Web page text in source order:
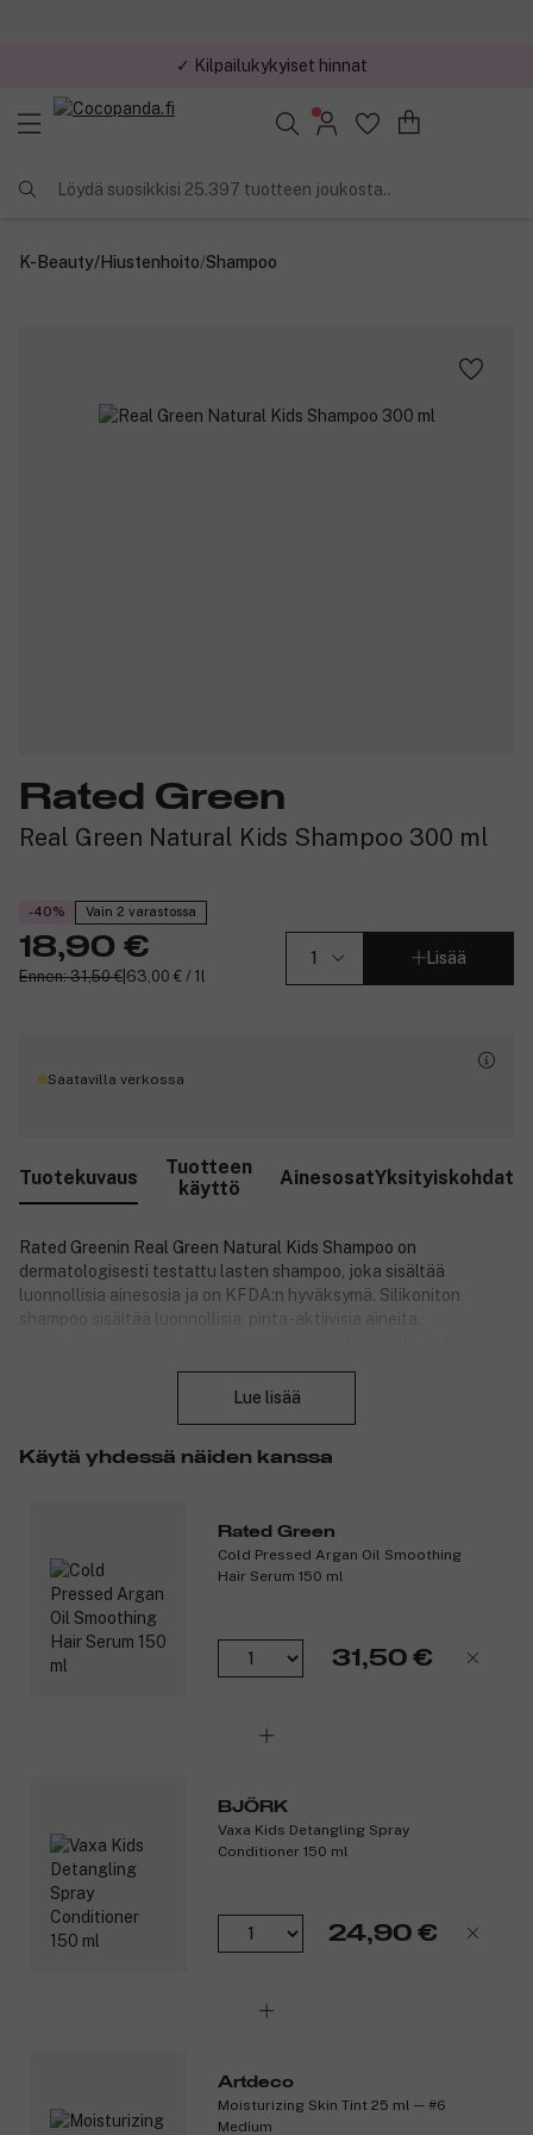
✓ Kilpailukykyiset hinnat
Löydä suosikkisi 25.397 tuotteen joukosta..
K-Beauty/Hiustenhoito/Shampoo
Rated Green
Real Green Natural Kids Shampoo 300 ml
-40% Vain 2 varastossa
18,90 €
Ennen: 31,50 € 63,00 € / 1l
Lisää
Saatavilla verkossa
Tuotekuvaus
Tuotteen
käyttö
AinesosatYksityiskohdat
Rated Greenin Real Green Natural Kids Shampoo on
dermatologisesti testattu lasten shampoo, joka sisältää
luonnollisia ainesosia ja on KFDA:n hyväksymä. Silikoniton
shampoo sisältää luonnollisia, pinta-aktiivisia aineita.
hiuspohjan ja hiukset. Se sisältää luonnonmukaista
niiden terveyttä.
Ensimmäinen KFDA:n virallisesti hyväksymä Natural Kids
Shampoo.
Hellävaraisimmat ja turvallisimmat pinta-aktiiviset aineet
lasten herkälle hiuspohjalle.
Betaiini ja ksylitoli tekevät koostumuksesta entistä
EVE Vegan -sertifioitu ja sisältää 99 % luonnollisia
Dermatologisesti testattu (ihoärsytystesti tehty).
Vaikuttavat ainesosat:
Luonnonmukainen, kylmäuutettu ja Ecocert-sertifioitu
kamomillamehu.
Betaiini ja ksylitoli.
Lue lisää
Käytä yhdessä näiden kanssa
Rated Green
Cold Pressed Argan Oil Smoothing
Hair Serum 150 ml
31,50 €
BJÖRK
Vaxa Kids Detangling Spray
Conditioner 150 ml
24,90 €
Artdeco
Moisturizing Skin Tint 25 ml ─ #6
Medium